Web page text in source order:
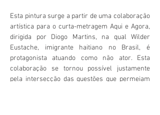
Esta pintura surge a partir de uma colaboração
artística para o curta-metragem Aqui e Agora,
dirigida por Diogo Martins, na qual Wilder
Eustache, imigrante haitiano no Brasil, é
protagonista atuando como não ator. Esta
colaboração se tornou possível justamente
pela intersecção das questões que permeiam